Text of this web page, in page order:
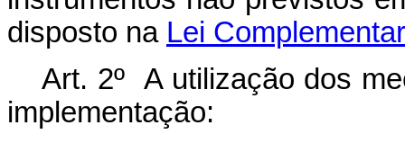
disposto na Lei
Art. 2º A utilização dos
implementação: